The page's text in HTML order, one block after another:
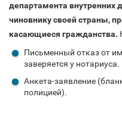
департамента внутренних
чиновнику своей страны,
касающиеся гражданства.
Письменный отказ от
заверяется у нотариуса.
Анкета-заявление
полицией).